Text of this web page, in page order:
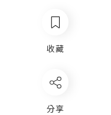
收藏
分享